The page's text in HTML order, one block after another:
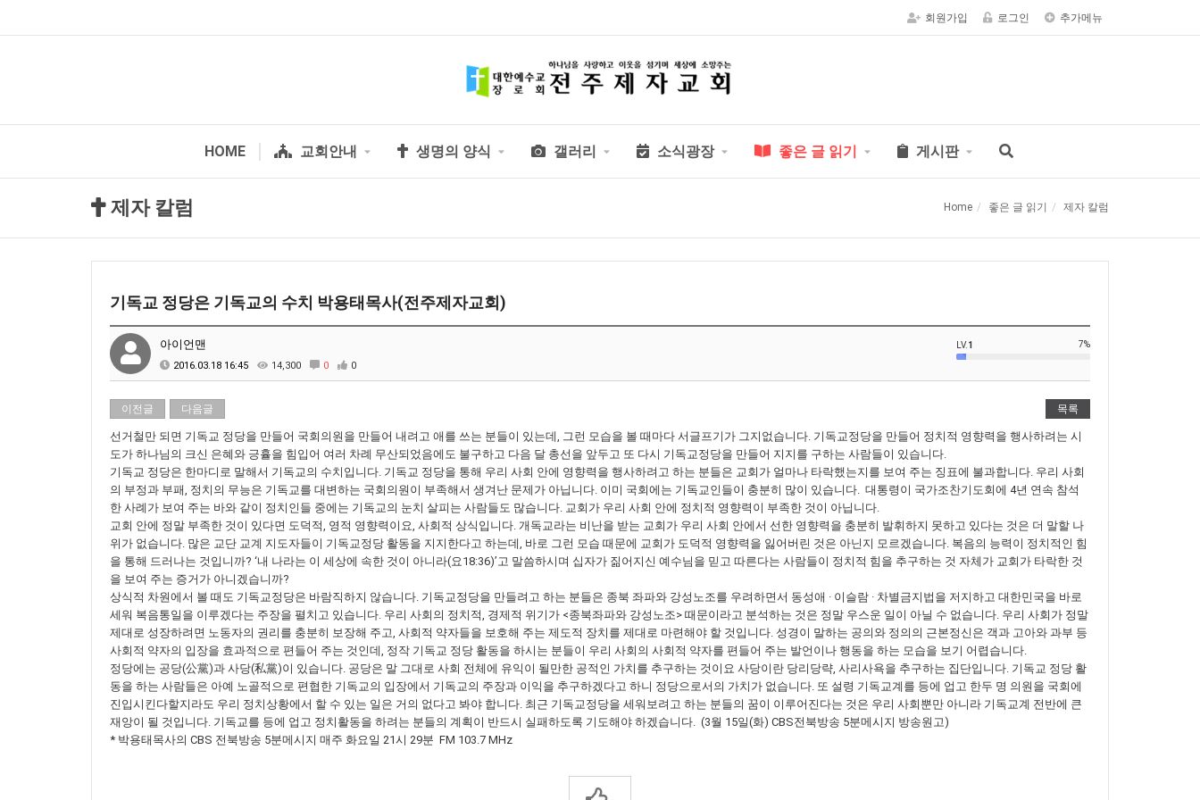
회원가입 로그인 추가메뉴
HOME 교회안내 생명의 양식 갤러리 소식광장 좋은 글 읽기 게시판
제자 칼럼 Home 좋은 글 읽기 제자 칼럼
기독교 정당은 기독교의 수치 박용태목사(전주제자교회)
아이언맨
2016.03.18 16:45 14,300 0 0
LV.1 7%
이전글 다음글 목록
선거철만 되면 기독교 정당을 만들어 국회의원을 만들어 내려고 애를 쓰는 분들이 있는데, 그런 모습을 볼 때마다 서글프기가 그지없습니다. 기독교정당을 만들어 정치적 영향력을 행사하려는 시
도가 하나님의 크신 은혜와 긍휼을 힘입어 여러 차례 무산되었음에도 불구하고 다음 달 총선을 앞두고 또 다시 기독교정당을 만들어 지지를 구하는 사람들이 있습니다.
기독교 정당은 한마디로 말해서 기독교의 수치입니다. 기독교 정당을 통해 우리 사회 안에 영향력을 행사하려고 하는 분들은 교회가 얼마나 타락했는지를 보여 주는 징표에 불과합니다. 우리 사회
의 부정과 부패, 정치의 무능은 기독교를 대변하는 국회의원이 부족해서 생겨난 문제가 아닙니다. 이미 국회에는 기독교인들이 충분히 많이 있습니다. 대통령이 국가조찬기도회에 4년 연속 참석
한 사례가 보여 주는 바와 같이 정치인들 중에는 기독교의 눈치 살피는 사람들도 많습니다. 교회가 우리 사회 안에 정치적 영향력이 부족한 것이 아닙니다.
교회 안에 정말 부족한 것이 있다면 도덕적, 영적 영향력이요, 사회적 상식입니다. 개독교라는 비난을 받는 교회가 우리 사회 안에서 선한 영향력을 충분히 발휘하지 못하고 있다는 것은 더 말할 나
위가 없습니다. 많은 교단 교계 지도자들이 기독교정당 활동을 지지한다고 하는데, 바로 그런 모습 때문에 교회가 도덕적 영향력을 잃어버린 것은 아닌지 모르겠습니다. 복음의 능력이 정치적인 힘
을 통해 드러나는 것입니까? ‘내 나라는 이 세상에 속한 것이 아니라(요18:36)’고 말씀하시며 십자가 짊어지신 예수님을 믿고 따른다는 사람들이 정치적 힘을 추구하는 것 자체가 교회가 타락한 것
을 보여 주는 증거가 아니겠습니까?
상식적 차원에서 볼 때도 기독교정당은 바람직하지 않습니다. 기독교정당을 만들려고 하는 분들은 종북 좌파와 강성노조를 우려하면서 동성애 · 이슬람 · 차별금지법을 저지하고 대한민국을 바로
세워 복음통일을 이루겠다는 주장을 펼치고 있습니다. 우리 사회의 정치적, 경제적 위기가 <종북좌파와 강성노조> 때문이라고 분석하는 것은 정말 우스운 일이 아닐 수 없습니다. 우리 사회가 정말
제대로 성장하려면 노동자의 권리를 충분히 보장해 주고, 사회적 약자들을 보호해 주는 제도적 장치를 제대로 마련해야 할 것입니다. 성경이 말하는 공의와 정의의 근본정신은 객과 고아와 과부 등
사회적 약자의 입장을 효과적으로 편들어 주는 것인데, 정작 기독교 정당 활동을 하시는 분들이 우리 사회의 사회적 약자를 편들어 주는 발언이나 행동을 하는 모습을 보기 어렵습니다.
정당에는 공당(公黨)과 사당(私黨)이 있습니다. 공당은 말 그대로 사회 전체에 유익이 될만한 공적인 가치를 추구하는 것이요 사당이란 당리당략, 사리사욕을 추구하는 집단입니다. 기독교 정당 활
동을 하는 사람들은 아예 노골적으로 편협한 기독교의 입장에서 기독교의 주장과 이익을 추구하겠다고 하니 정당으로서의 가치가 없습니다. 또 설령 기독교계를 등에 업고 한두 명 의원을 국회에
진입시킨다할지라도 우리 정치상황에서 할 수 있는 일은 거의 없다고 봐야 합니다. 최근 기독교정당을 세워보려고 하는 분들의 꿈이 이루어진다는 것은 우리 사회뿐만 아니라 기독교계 전반에 큰
재앙이 될 것입니다. 기독교를 등에 업고 정치활동을 하려는 분들의 계획이 반드시 실패하도록 기도해야 하겠습니다. (3월 15일(화) CBS전북방송 5분메시지 방송원고)
* 박용태목사의 CBS 전북방송 5분메시지 매주 화요일 21시 29분 FM 103.7 MHz